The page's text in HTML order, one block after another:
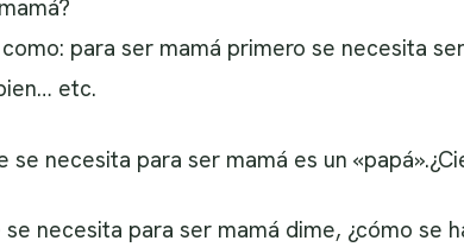
para ser mamá primero se necesita
etc.
necesita para ser mamá es un
necesita para ser mamá dime, ¿cómo se